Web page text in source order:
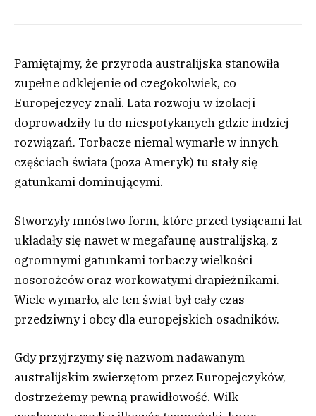
Pamiętajmy, że przyroda australijska stanowiła
zupełne odklejenie od czegokolwiek, co
Europejczycy znali. Lata rozwoju w izolacji
doprowadziły tu do niespotykanych gdzie indziej
rozwiązań. Torbacze niemal wymarłe w innych
częściach świata (poza Ameryk) tu stały się
gatunkami dominującymi.
Stworzyły mnóstwo form, które przed tysiącami lat
układały się nawet w megafaunę australijską, z
ogromnymi gatunkami torbaczy wielkości
nosorożców oraz workowatymi drapieżnikami.
Wiele wymarło, ale ten świat był cały czas
przedziwny i obcy dla europejskich osadników.
Gdy przyjrzymy się nazwom nadawanym
australijskim zwierzętom przez Europejczyków,
dostrzeżemy pewną prawidłowość. Wilk